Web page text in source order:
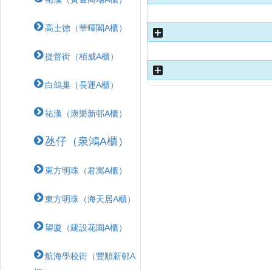
高士德（華暉閣A櫃）
提督街（栢威A櫃）
白鴿巢（長運A櫃）
祐漢（康樂新邨A櫃）
氹仔（泉鴻A櫃）
東方明珠（君寓A櫃）
東方明珠（海天居A櫃）
望廈（建設花園A櫃）
航海學校街（豐順新邨A